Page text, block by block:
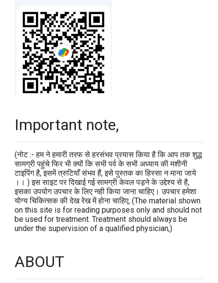
Important note,
(नोट :- हम ने हमारी तरफ से हरसंभव प्रयास किया है कि आप तक शुद्ध
सामग्री पहुंचे फिर भी क्यों कि सभी पर्व के सभी अध्याय की मशीनी
टाइपिंग है, इसमें त्रुटियाँ संभव हैं, इसे पुस्तक का हिस्सा न माना जाये
।। ) इस साइट पर दिखाई गई सामग्री केवल पड़ने के उद्देश्य से है,
इसका उपयोग उपचार के लिए नही किया जाना चाहिए। उपचार हमेशा
योग्य चिकित्सक की देख रेख में होना चाहिए, (The material shown
on this site is for reading purposes only and should not
be used for treatment. Treatment should always be
under the supervision of a qualified physician,)
ABOUT